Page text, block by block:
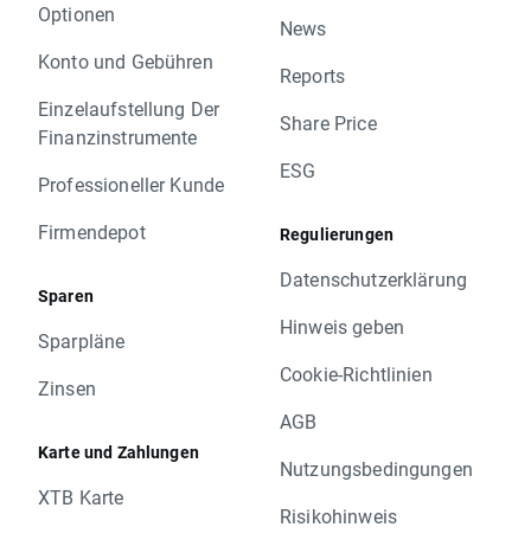
Optionen
Konto und Gebühren
Einzelaufstellung Der
Finanzinstrumente
Professioneller Kunde
Firmendepot
Sparen
Sparpläne
Zinsen
Karte und Zahlungen
XTB Karte
News
Reports
Share Price
ESG
Regulierungen
Datenschutzerklärung
Hinweis geben
Cookie-Richtlinien
AGB
Nutzungsbedingungen
Risikohinweis